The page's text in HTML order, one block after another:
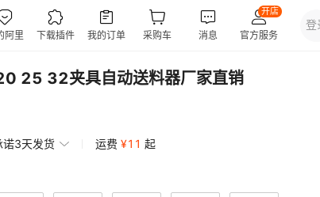
25 32夹具自动送料器厂家直销
诺3天发货 运费 ¥11 起